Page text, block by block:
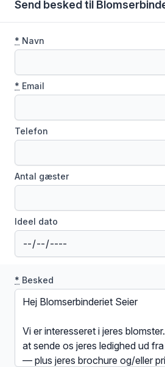
Send besked til
* Navn
* Email
Telefon
Antal gæster
Ideel dato
* Besked